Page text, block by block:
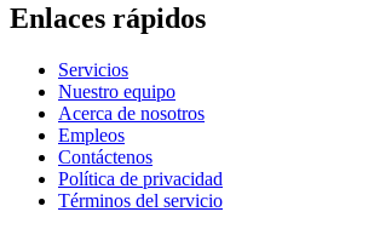
Enlaces rápidos
Servicios
Nuestro equipo
Acerca de nosotros
Empleos
Contáctenos
Política de privacidad
Términos del servicio